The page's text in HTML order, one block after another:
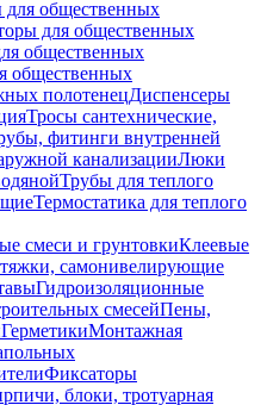
для общественных
для общественных
общественных
общественных
полотенецДиспенсеры
Тросы сантехнические,
фитинги внутренней
канализацииЛюки
Трубы для теплого
Термостатика для теплого
смеси и грунтовкиКлеевые
самонивелирующие
Гидроизоляционные
смесейПены,
ГерметикиМонтажная
Фиксаторы
блоки, тротуарная